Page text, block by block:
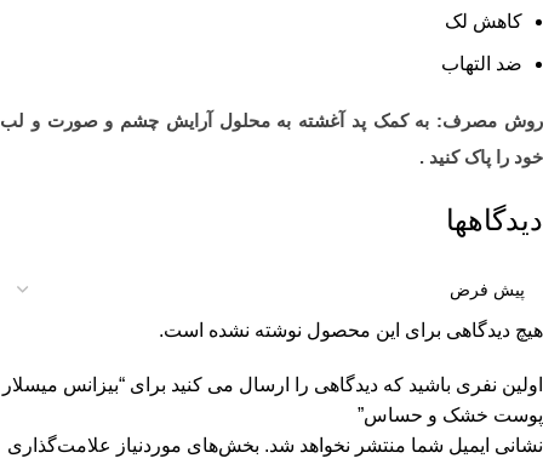
کاهش لک
ضد التهاب
روش مصرف: به کمک پد آغشته به محلول آرایش چشم و صورت و لب
خود را پاک کنید .
دیدگاهها
هیچ دیدگاهی برای این محصول نوشته نشده است.
اولین نفری باشید که دیدگاهی را ارسال می کنید برای “بیزانس میسلار
پوست خشک و حساس”
نشانی ایمیل شما منتشر نخواهد شد. بخش‌های موردنیاز علامت‌گذاری